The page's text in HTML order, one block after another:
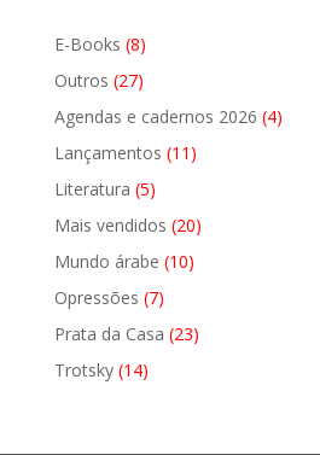
E-Books 88
produtos
Outros 2727
produtos
Agendas e cadernos 2026 44
Lançamentos 11 11
Literatura 55
produtos
Mais vendidos 2020
Mundo árabe 1010
Opressões 77
produtos
Prata da Casa 2323
Trotsky 1414